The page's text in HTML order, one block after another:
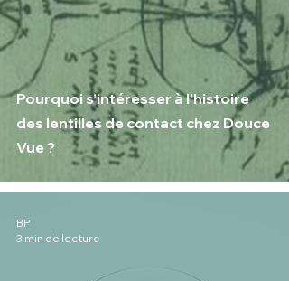
Pourquoi s’intéresser à l’histoire
des lentilles de contact chez Douce
Vue ?
BP
3 min de lecture